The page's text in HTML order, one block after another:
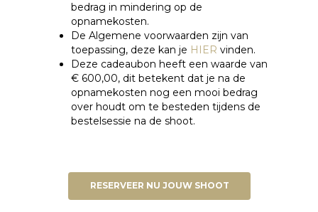
bedrag in mindering op de
opnamekosten.
De Algemene voorwaarden zijn van
toepassing, deze kan je HIER vinden.
Deze cadeaubon heeft een waarde van
€ 600,00, dit betekent dat je na de
opnamekosten nog een mooi bedrag
over houdt om te besteden tijdens de
bestelsessie na de shoot.
RESERVEER NU JOUW SHOOT